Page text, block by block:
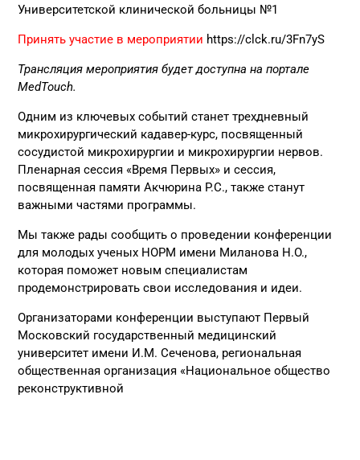
Университетской клинической больницы №1
Принять участие в мероприятии https://clck.ru/3Fn7yS
Трансляция мероприятия будет доступна на портале
MedTouch.
Одним из ключевых событий станет трехдневный
микрохирургический кадавер-курс, посвященный
сосудистой микрохирургии и микрохирургии нервов.
Пленарная сессия «Время Первых» и сессия,
посвященная памяти Акчюрина Р.С., также станут
важными частями программы.
Мы также рады сообщить о проведении конференции
для молодых ученых НОРМ имени Миланова Н.О.,
которая поможет новым специалистам
продемонстрировать свои исследования и идеи.
Организаторами конференции выступают Первый
Московский государственный медицинский
университет имени И.М. Сеченова, региональная
общественная организация «Национальное общество
реконструктивной